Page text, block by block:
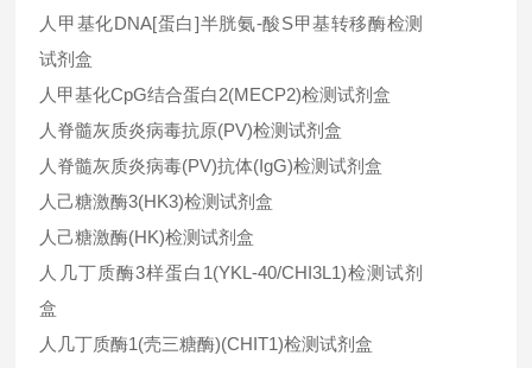
人甲基化DNA[蛋白]半胱氨-酸S甲基转移酶检测
试剂盒
人甲基化CpG结合蛋白2(MECP2)检测试剂盒
人脊髓灰质炎病毒抗原(PV)检测试剂盒
人脊髓灰质炎病毒(PV)抗体(IgG)检测试剂盒
人己糖激酶3(HK3)检测试剂盒
人己糖激酶(HK)检测试剂盒
人几丁质酶3样蛋白1(YKL-40/CHI3L1)检测试剂
盒
人几丁质酶1(壳三糖酶)(CHIT1)检测试剂盒